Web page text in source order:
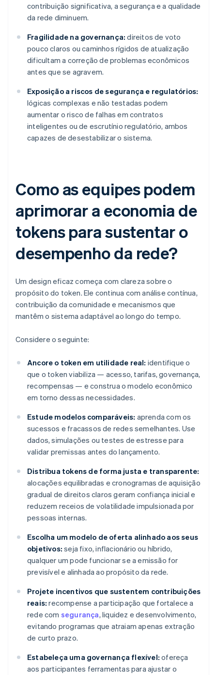
contribuição significativa, a segurança e a qualidade
da rede diminuem.
Fragilidade na governança: direitos de voto
pouco claros ou caminhos rígidos de atualização
dificultam a correção de problemas econômicos
antes que se agravem.
Exposição a riscos de segurança e regulatórios:
lógicas complexas e não testadas podem
aumentar o risco de falhas em contratos
inteligentes ou de escrutínio regulatório, ambos
capazes de desestabilizar o sistema.
Como as equipes podem
aprimorar a economia de
tokens para sustentar o
desempenho da rede?
Um design eficaz começa com clareza sobre o
propósito do token. Ele continua com análise contínua,
contribuição da comunidade e mecanismos que
mantêm o sistema adaptável ao longo do tempo.
Considere o seguinte:
Ancore o token em utilidade real: identifique o
que o token viabiliza — acesso, tarifas, governança,
recompensas — e construa o modelo econômico
em torno dessas necessidades.
Estude modelos comparáveis: aprenda com os
sucessos e fracassos de redes semelhantes. Use
dados, simulações ou testes de estresse para
validar premissas antes do lançamento.
Distribua tokens de forma justa e transparente:
alocações equilibradas e cronogramas de aquisição
gradual de direitos claros geram confiança inicial e
reduzem receios de volatilidade impulsionada por
pessoas internas.
Escolha um modelo de oferta alinhado aos seus
objetivos: seja fixo, inflacionário ou híbrido,
qualquer um pode funcionar se a emissão for
previsível e alinhada ao propósito da rede.
Projete incentivos que sustentem contribuições
reais: recompense a participação que fortalece a
rede com segurança, liquidez e desenvolvimento,
evitando programas que atraiam apenas extração
de curto prazo.
Estabeleça uma governança flexível: ofereça
aos participantes ferramentas para ajustar o